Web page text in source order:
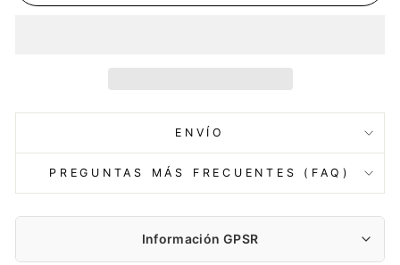
ENVÍO
PREGUNTAS MÁS FRECUENTES (FAQ)
Información GPSR